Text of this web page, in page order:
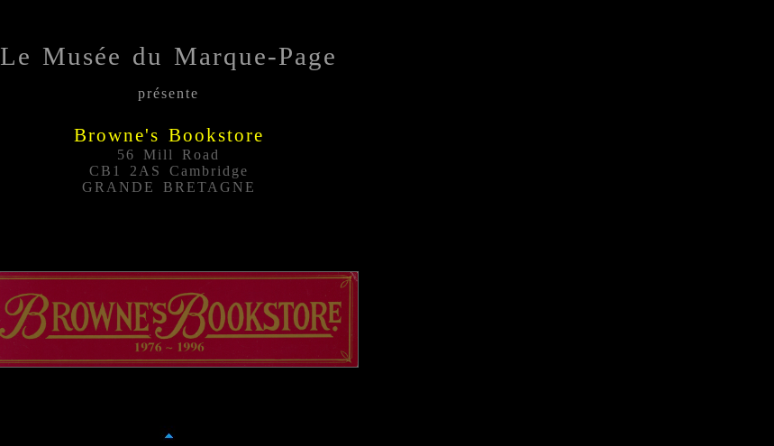
Le Musée du Marque-Page
présente
Browne's Bookstore
56 Mill Road
CB1 2AS Cambridge
GRANDE BRETAGNE